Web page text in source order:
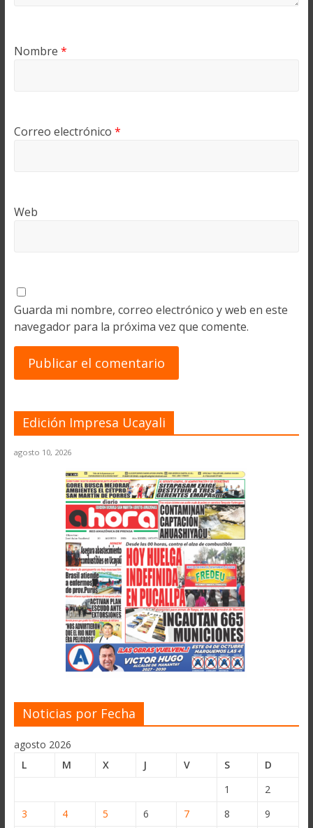
Nombre *
Correo electrónico *
Web
Guarda mi nombre, correo electrónico y web en este
navegador para la próxima vez que comente.
Edición Impresa Ucayali
agosto 10, 2026
Noticias por Fecha
agosto 2026
L
M X J V S
D
1
2
3
4 5 6 7 8
9